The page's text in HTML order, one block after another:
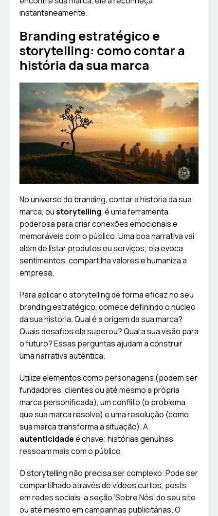
instantaneamente.
Branding estratégico e
storytelling: como contar a
história da sua marca
No universo do branding, contar a história da sua
marca, oustorytelling, é uma ferramenta
poderosa para criar conexões emocionais e
memoráveis com o público. Uma boa narrativa vai
além de listar produtos ou serviços; ela evoca
sentimentos, compartilha valores e humaniza a
empresa.
Para aplicar o storytelling de forma eficaz no seu
branding estratégico, comece definindo o núcleo
da sua história. Qual é a origem da sua marca?
Quais desafios ela superou? Qual a sua visão para
o futuro? Essas perguntas ajudam a construir
uma narrativa autêntica.
Utilize elementos como personagens (podem ser
fundadores, clientes ou até mesmo a própria
marca personificada), um conflito (o problema
que sua marca resolve) e uma resolução (como
sua marca transforma a situação). A
autenticidadeé chave; histórias genuínas
ressoam mais com o público.
O storytelling não precisa ser complexo. Pode ser
compartilhado através de vídeos curtos, posts
em redes sociais, a seção ‘Sobre Nós’ do seu site
ou até mesmo em campanhas publicitárias. O